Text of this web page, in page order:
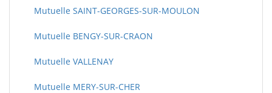
Mutuelle SAINT-GEORGES-SUR-MOULON
Mutuelle BENGY-SUR-CRAON
Mutuelle VALLENAY
Mutuelle MERY-SUR-CHER